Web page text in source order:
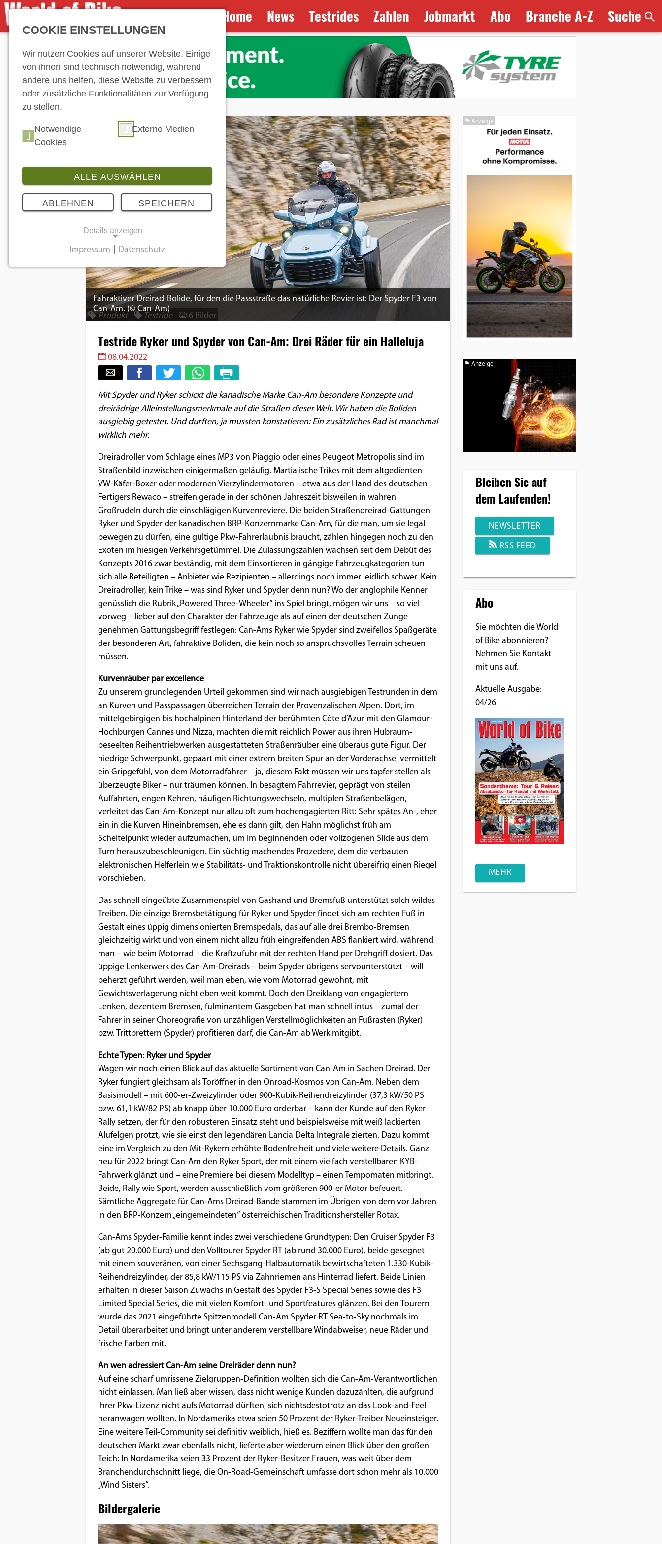
Home News Testrides Zahlen Jobmarkt Abo Branche A-Z Suche
Fahraktiver Dreirad-Bolide, für den die Passstraße das natürliche Revier ist: Der Spyder F3 von
Can-Am. (© Can-Am)
Produkt Testride 6 Bilder
Testride Ryker und Spyder von Can-Am: Drei Räder für ein Halleluja
08.04.2022
Mit Spyder und Ryker schickt die kanadische Marke Can-Am besondere Konzepte und
dreirädrige Alleinstellungsmerkmale auf die Straßen dieser Welt. Wir haben die Boliden
ausgiebig getestet. Und durften, ja mussten konstatieren: Ein zusätzliches Rad ist manchmal
wirklich mehr.
Dreiradroller vom Schlage eines MP3 von Piaggio oder eines Peugeot Metropolis sind im
Straßenbild inzwischen einigermaßen geläufig. Martialische Trikes mit dem altgedienten
VW-Käfer-Boxer oder modernen Vierzylindermotoren – etwa aus der Hand des deutschen
Fertigers Rewaco – streifen gerade in der schönen Jahreszeit bisweilen in wahren
Großrudeln durch die einschlägigen Kurvenreviere. Die beiden Straßendreirad-Gattungen
Ryker und Spyder der kanadischen BRP-Konzernmarke Can-Am, für die man, um sie legal
bewegen zu dürfen, eine gültige Pkw-Fahrerlaubnis braucht, zählen hingegen noch zu den
Exoten im hiesigen Verkehrsgetümmel. Die Zulassungszahlen wachsen seit dem Debüt des
Konzepts 2016 zwar beständig, mit dem Einsortieren in gängige Fahrzeugkategorien tun
sich alle Beteiligten – Anbieter wie Rezipienten – allerdings noch immer leidlich schwer. Kein
Dreiradroller, kein Trike – was sind Ryker und Spyder denn nun? Wo der anglophile Kenner
genüsslich die Rubrik „Powered Three-Wheeler“ ins Spiel bringt, mögen wir uns – so viel
vorweg – lieber auf den Charakter der Fahrzeuge als auf einen der deutschen Zunge
genehmen Gattungsbegriff festlegen: Can-Ams Ryker wie Spyder sind zweifellos Spaßgeräte
der besonderen Art, fahraktive Boliden, die kein noch so anspruchsvolles Terrain scheuen
müssen.
Kurvenräuber par excellence
Zu unserem grundlegenden Urteil gekommen sind wir nach ausgiebigen Testrunden in dem
an Kurven und Passpassagen überreichen Terrain der Provenzalischen Alpen. Dort, im
mittelgebirgigen bis hochalpinen Hinterland der berühmten Côte d’Azur mit den Glamour-
Hochburgen Cannes und Nizza, machten die mit reichlich Power aus ihren Hubraum-
beseelten Reihentriebwerken ausgestatteten Straßenräuber eine überaus gute Figur. Der
niedrige Schwerpunkt, gepaart mit einer extrem breiten Spur an der Vorderachse, vermittelt
ein Gripgefühl, von dem Motorradfahrer – ja, diesem Fakt müssen wir uns tapfer stellen als
überzeugte Biker – nur träumen können. In besagtem Fahrrevier, geprägt von steilen
Auffahrten, engen Kehren, häufigen Richtungswechseln, multiplen Straßenbelägen,
verleitet das Can-Am-Konzept nur allzu oft zum hochengagierten Ritt: Sehr spätes An-, eher
ein in die Kurven Hineinbremsen, ehe es dann gilt, den Hahn möglichst früh am
Scheitelpunkt wieder aufzumachen, um im beginnenden oder vollzogenen Slide aus dem
Turn herauszubeschleunigen. Ein süchtig machendes Prozedere, dem die verbauten
elektronischen Helferlein wie Stabilitäts- und Traktionskontrolle nicht übereifrig einen Riegel
vorschieben.
Das schnell eingeübte Zusammenspiel von Gashand und Bremsfuß unterstützt solch wildes
Treiben. Die einzige Bremsbetätigung für Ryker und Spyder findet sich am rechten Fuß in
Gestalt eines üppig dimensionierten Bremspedals, das auf alle drei Brembo-Bremsen
gleichzeitig wirkt und von einem nicht allzu früh eingreifenden ABS flankiert wird, während
man – wie beim Motorrad – die Kraftzufuhr mit der rechten Hand per Drehgriff dosiert. Das
üppige Lenkerwerk des Can-Am-Dreirads – beim Spyder übrigens servounterstützt – will
beherzt geführt werden, weil man eben, wie vom Motorrad gewohnt, mit
Gewichtsverlagerung nicht eben weit kommt. Doch den Dreiklang von engagiertem
Lenken, dezentem Bremsen, fulminantem Gasgeben hat man schnell intus – zumal der
Fahrer in seiner Choreografie von unzähligen Verstellmöglichkeiten an Fußrasten (Ryker)
bzw. Trittbrettern (Spyder) profitieren darf, die Can-Am ab Werk mitgibt.
Echte Typen: Ryker und Spyder
Wagen wir noch einen Blick auf das aktuelle Sortiment von Can-Am in Sachen Dreirad. Der
Ryker fungiert gleichsam als Toröffner in den Onroad-Kosmos von Can-Am. Neben dem
Basismodell – mit 600-er-Zweizylinder oder 900-Kubik-Reihendreizylinder (37,3 kW/50 PS
bzw. 61,1 kW/82 PS) ab knapp über 10.000 Euro orderbar – kann der Kunde auf den Ryker
Rally setzen, der für den robusteren Einsatz steht und beispielsweise mit weiß lackierten
Alufelgen protzt, wie sie einst den legendären Lancia Delta Integrale zierten. Dazu kommt
eine im Vergleich zu den Mit-Rykern erhöhte Bodenfreiheit und viele weitere Details. Ganz
neu für 2022 bringt Can-Am den Ryker Sport, der mit einem vielfach verstellbaren KYB-
Fahrwerk glänzt und – eine Premiere bei diesem Modelltyp – einen Tempomaten mitbringt.
Beide, Rally wie Sport, werden ausschließlich vom größeren 900-er Motor befeuert.
Sämtliche Aggregate für Can-Ams Dreirad-Bande stammen im Übrigen von dem vor Jahren
in den BRP-Konzern „eingemeindeten“ österreichischen Traditionshersteller Rotax.
Can-Ams Spyder-Familie kennt indes zwei verschiedene Grundtypen: Den Cruiser Spyder F3
(ab gut 20.000 Euro) und den Volltourer Spyder RT (ab rund 30.000 Euro), beide gesegnet
mit einem souveränen, von einer Sechsgang-Halbautomatik bewirtschafteten 1.330-Kubik-
Reihendreizylinder, der 85,8 kW/115 PS via Zahnriemen ans Hinterrad liefert. Beide Linien
erhalten in dieser Saison Zuwachs in Gestalt des Spyder F3-S Special Series sowie des F3
Limited Special Series, die mit vielen Komfort- und Sportfeatures glänzen. Bei den Tourern
wurde das 2021 eingeführte Spitzenmodell Can-Am Spyder RT Sea-to-Sky nochmals im
Detail überarbeitet und bringt unter anderem verstellbare Windabweiser, neue Räder und
frische Farben mit.
An wen adressiert Can-Am seine Dreiräder denn nun?
Auf eine scharf umrissene Zielgruppen-Definition wollten sich die Can-Am-Verantwortlichen
nicht einlassen. Man ließ aber wissen, dass nicht wenige Kunden dazuzählten, die aufgrund
ihrer Pkw-Lizenz nicht aufs Motorrad dürften, sich nichtsdestotrotz an das Look-and-Feel
heranwagen wollten. In Nordamerika etwa seien 50 Prozent der Ryker-Treiber Neueinsteiger.
Eine weitere Teil-Community sei definitiv weiblich, hieß es. Beziffern wollte man das für den
deutschen Markt zwar ebenfalls nicht, lieferte aber wiederum einen Blick über den großen
Teich: In Nordamerika seien 33 Prozent der Ryker-Besitzer Frauen, was weit über dem
Branchendurchschnitt liege, die On-Road-Gemeinschaft umfasse dort schon mehr als 10.000
„Wind Sisters“.
Bildergalerie
Anzeige
Anzeige
Bleiben Sie auf
dem Laufenden!
NEWSLETTER
RSS FEED
Abo
Sie möchten die World
of Bike abonnieren?
Nehmen Sie Kontakt
mit uns auf.
Aktuelle Ausgabe:
04/26
MEHR
COOKIE EINSTELLUNGEN
Wir nutzen Cookies auf unserer Website. Einige
von ihnen sind technisch notwendig, während
andere uns helfen, diese Website zu verbessern
oder zusätzliche Funktionalitäten zur Verfügung
zu stellen.
Notwendige
Cookies
Externe Medien
ALLE AUSWÄHLEN
ABLEHNEN SPEICHERN
Details anzeigen
Notwendige Cookies ermöglichen
grundlegende Funktionen und sind für die
einwandfreie Funktion der Website
Einverständnis-Cookie
Dieser Cookie speichert die
Einverständnis-Optionen des
EXTERNE MEDIEN
Um Inhalte von Videoplattformen und
Social Media Plattformen anzeigen zu
können, werden von diesen externen
Medien Cookies gesetzt.
Impressum Datenschutz